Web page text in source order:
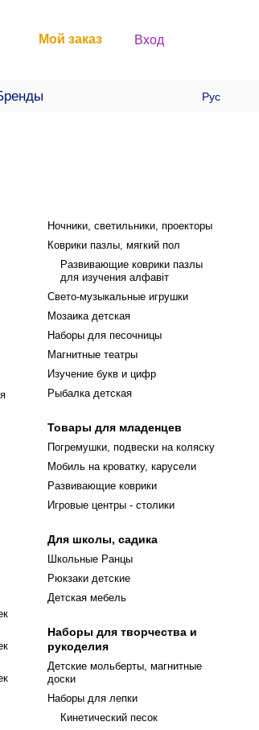
Мой заказ Вход
Рус
Ночники, светильники, проекторы
Коврики пазлы, мягкий пол
Развивающие коврики пазлы
для изучения алфавіт
Свето-музыкальные игрушки
Мозаика детская
Наборы для песочницы
Магнитные театры
Изучение букв и цифр
Рыбалка детская
Товары для младенцев
Погремушки, подвески на коляску
Мобиль на кроватку, карусели
Развивающие коврики
Игровые центры - столики
Для школы, садика
Школьные Ранцы
Рюкзаки детские
Детская мебель
Наборы для творчества и
рукоделия
Детские мольберты, магнитные
доски
Наборы для лепки
Кинетический песок